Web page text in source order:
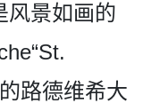
风景如画的
路德­维希大